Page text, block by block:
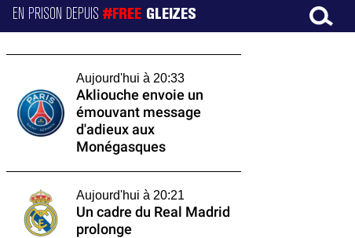
EN PRISON DEPUIS#FREE GLEIZES
Aujourd'hui à 20:33
Akliouche envoie un
émouvant message
d'adieux aux
Monégasques
Aujourd'hui à 20:21
Un cadre du Real Madrid
prolonge